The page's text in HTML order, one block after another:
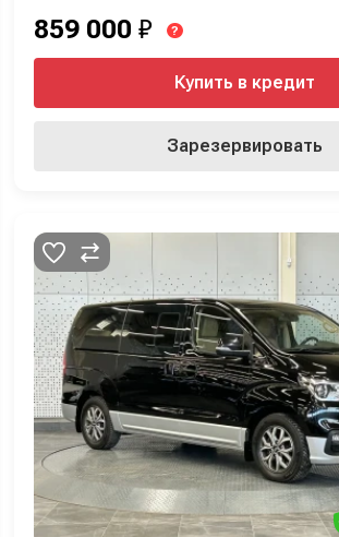
859 000 ₽ ?
Купить в кредит
Зарезервировать